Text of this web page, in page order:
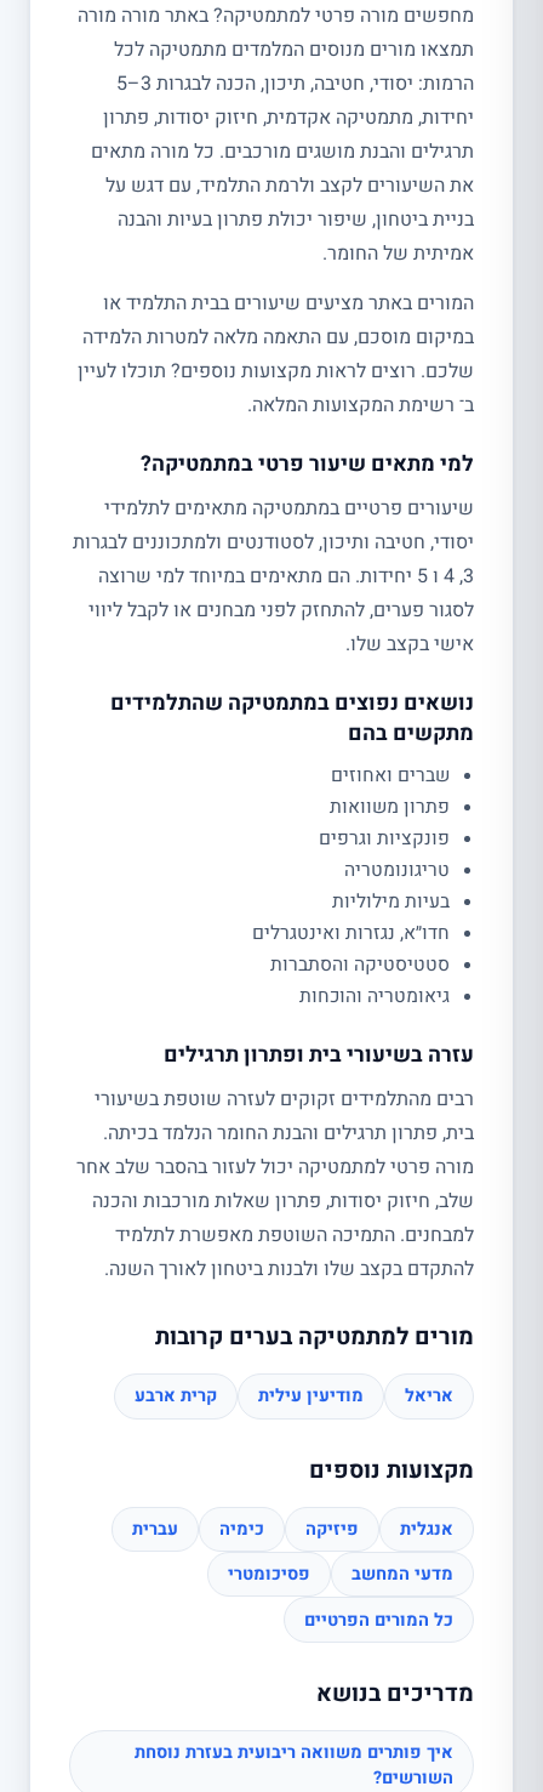
מחפשים מורה פרטי למתמטיקה? באתר מורה מורה
תמצאו מורים מנוסים המלמדים מתמטיקה לכל
הרמות: יסודי, חטיבה, תיכון, הכנה לבגרות 3–5
יחידות, מתמטיקה אקדמית, חיזוק יסודות, פתרון
תרגילים והבנת מושגים מורכבים. כל מורה מתאים
את השיעורים לקצב ולרמת התלמיד, עם דגש על
בניית ביטחון, שיפור יכולת פתרון בעיות והבנה
אמיתית של החומר.
המורים באתר מציעים שיעורים בבית התלמיד או
במיקום מוסכם, עם התאמה מלאה למטרות הלמידה
שלכם. רוצים לראות מקצועות נוספים? תוכלו לעיין
ב־ רשימת המקצועות המלאה.
למי מתאים שיעור פרטי במתמטיקה?
שיעורים פרטיים במתמטיקה מתאימים לתלמידי
יסודי, חטיבה ותיכון, לסטודנטים ולמתכוננים לבגרות
3, 4 ו 5 יחידות. הם מתאימים במיוחד למי שרוצה
לסגור פערים, להתחזק לפני מבחנים או לקבל ליווי
אישי בקצב שלו.
נושאים נפוצים במתמטיקה שהתלמידים
מתקשים בהם
שברים ואחוזים
פתרון משוואות
פונקציות וגרפים
טריגונומטריה
בעיות מילוליות
חדו״א, נגזרות ואינטגרלים
סטטיסטיקה והסתברות
גיאומטריה והוכחות
עזרה בשיעורי בית ופתרון תרגילים
רבים מהתלמידים זקוקים לעזרה שוטפת בשיעורי
בית, פתרון תרגילים והבנת החומר הנלמד בכיתה.
מורה פרטי למתמטיקה יכול לעזור בהסבר שלב אחר
שלב, חיזוק יסודות, פתרון שאלות מורכבות והכנה
למבחנים. התמיכה השוטפת מאפשרת לתלמיד
להתקדם בקצב שלו ולבנות ביטחון לאורך השנה.
מורים למתמטיקה בערים קרובות
אריאל מודיעין עילית קרית ארבע
מקצועות נוספים
אנגלית פיזיקה כימיה
עברית
מדעי המחשב
פסיכומטרי
כל המורים הפרטיים
מדריכים בנושא
איך פותרים משוואה ריבועית בעזרת נוסחת
השורשים?